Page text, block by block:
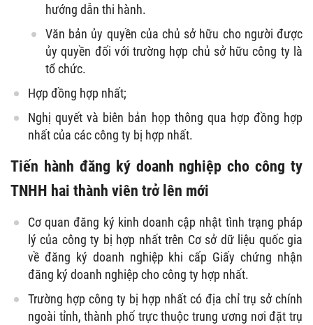
hướng dẫn thi hành.
Văn bản ủy quyền của chủ sở hữu cho người được
ủy quyền đối với trường hợp chủ sở hữu công ty là
tổ chức.
Hợp đồng hợp nhất;
Nghị quyết và biên bản họp thông qua hợp đồng hợp
nhất của các công ty bị hợp nhất.
Tiến hành đăng ký doanh nghiệp cho công ty
TNHH hai thành viên trở lên mới
Cơ quan đăng ký kinh doanh cập nhật tình trạng pháp
lý của công ty bị hợp nhất trên Cơ sở dữ liệu quốc gia
về đăng ký doanh nghiệp khi cấp Giấy chứng nhận
đăng ký doanh nghiệp cho công ty hợp nhất.
Trường hợp công ty bị hợp nhất có địa chỉ trụ sở chính
ngoài tỉnh, thành phố trực thuộc trung ương nơi đặt trụ